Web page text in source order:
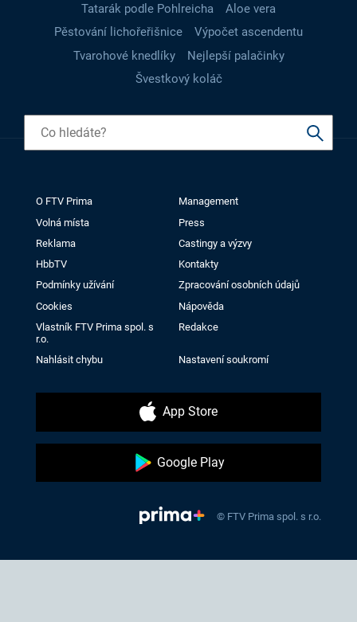
Tatarák podle Pohlreicha
Aloe vera
Pěstování lichořeřišnice
Výpočet ascendentu
Tvarohové knedlíky
Nejlepší palačinky
Švestkový koláč
O FTV Prima
Management
Volná místa
Press
Reklama
Castingy a výzvy
HbbTV
Kontakty
Podmínky užívání
Zpracování osobních údajů
Cookies
Nápověda
Vlastník FTV Prima spol. s
r.o.
Redakce
Nahlásit chybu Nastavení soukromí
App Store
Google Play
© FTV Prima spol. s r.o.